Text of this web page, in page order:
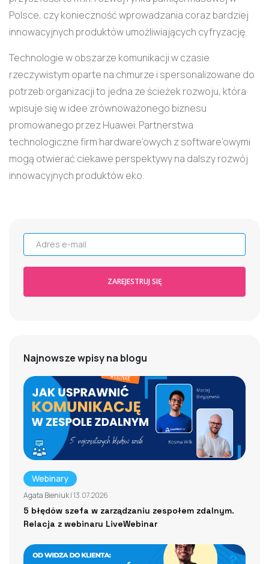
Polsce, czy konieczność wprowadzania coraz bardziej
innowacyjnych produktów umożliwiających cyfryzację.
Technologie w obszarze komunikacji w czasie
rzeczywistym oparte na chmurze i spersonalizowane do
potrzeb organizacji to jedna ze ścieżek rozwoju, która
wpisuje się w idee zrównoważonego biznesu
promowanego przez Huawei. Partnerstwa
technologiczne firm hardware’owych z software’owymi
mogą otwierać ciekawe perspektywy na dalszy rozwój
innowacyjnych produktów eko.
Adres e-mail
ZAREJESTRUJ SIĘ
Najnowsze wpisy na blogu
Webinary
Agata Bieniuk| 13.07.2026
5 błędów szefa w zarządzaniu zespołem zdalnym.
Relacja z webinaru LiveWebinar